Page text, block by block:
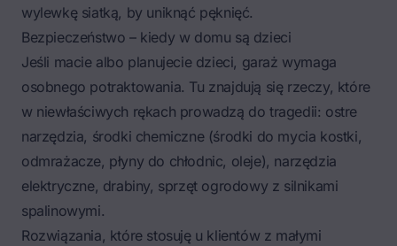
wylewkę siatką, by uniknąć pęknięć.
Bezpieczeństwo – kiedy w domu są dzieci
Jeśli macie albo planujecie dzieci, garaż wymaga
osobnego potraktowania. Tu znajdują się rzeczy, które
w niewłaściwych rękach prowadzą do tragedii: ostre
narzędzia, środki chemiczne (środki do mycia kostki,
odmrażacze, płyny do chłodnic, oleje), narzędzia
elektryczne, drabiny, sprzęt ogrodowy z silnikami
spalinowymi.
Rozwiązania, które stosuję u klientów z małymi